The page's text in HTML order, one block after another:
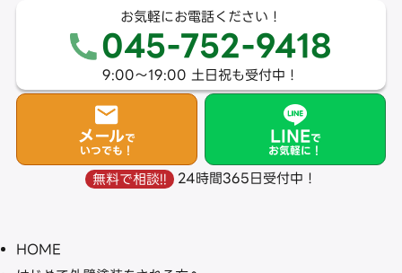
お気軽にお電話ください！
045-752-9418
9:00〜19:00 土日祝も受付中！
メールで
いつでも！
LINEで
お気軽に！
無料で相談!! 24時間365日受付中！
HOME